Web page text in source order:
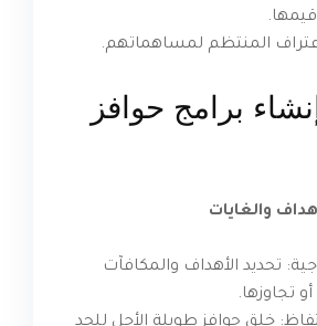
المنتظم لمساهماتهم.
برامج حوافز
والغايات
تحديد الأهداف والمكافآت
تجاوزها.